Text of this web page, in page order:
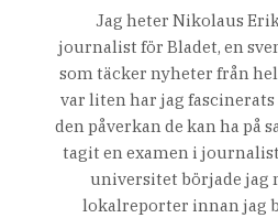
Jag heter Nikolaus
journalist för Bladet, en
som täcker nyheter från
var liten har jag
den påverkan de kan ha på
tagit en examen i
universitet började jag
lokalreporter innan jag